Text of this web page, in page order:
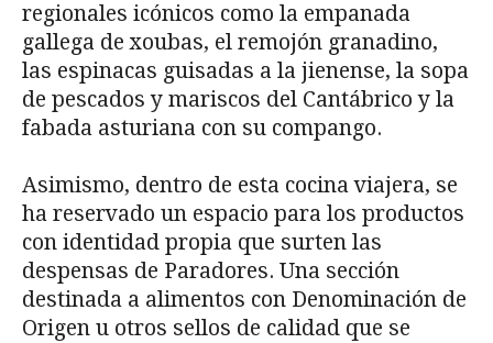
regionales icónicos como la empanada
gallega de xoubas, el remojón granadino,
las espinacas guisadas a la jienense, la sopa
de pescados y mariscos del Cantábrico y la
fabada asturiana con su compango.
Asimismo, dentro de esta cocina viajera, se
ha reservado un espacio para los productos
con identidad propia que surten las
despensas de Paradores. Una sección
destinada a alimentos con Denominación de
Origen u otros sellos de calidad que se